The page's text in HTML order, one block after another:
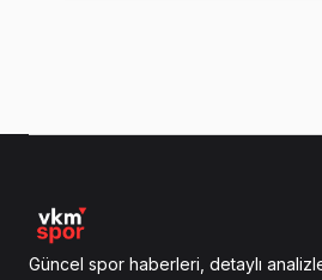
Güncel spor haberleri, detaylı